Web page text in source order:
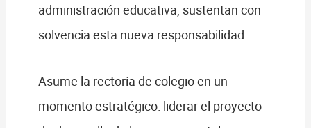
administración educativa, sustentan con
solvencia esta nueva responsabilidad.
Asume la rectoría de colegio en un
momento estratégico: liderar el proyecto